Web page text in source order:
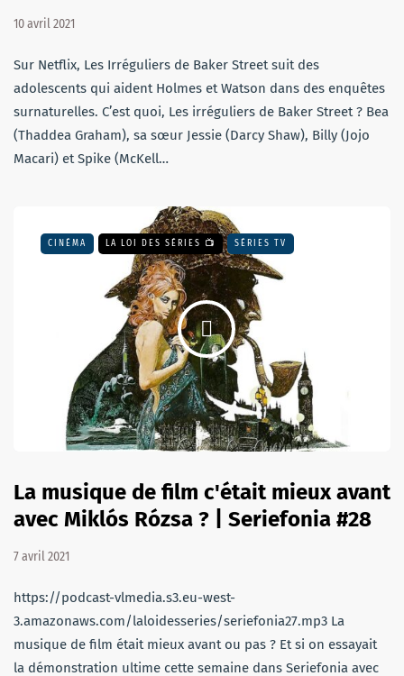
10 avril 2021
Sur Netflix, Les Irréguliers de Baker Street suit des
adolescents qui aident Holmes et Watson dans des enquêtes
surnaturelles. C’est quoi, Les irréguliers de Baker Street ? Bea
(Thaddea Graham), sa sœur Jessie (Darcy Shaw), Billy (Jojo
Macari) et Spike (McKell…
CINÉMA LA LOI DES SÉRIES 📺 SÉRIES TV
La musique de film c'était mieux avant
avec Miklós Rózsa ? | Seriefonia #28
7 avril 2021
https://podcast-vlmedia.s3.eu-west-
3.amazonaws.com/laloidesseries/seriefonia27.mp3 La
musique de film était mieux avant ou pas ? Et si on essayait
la démonstration ultime cette semaine dans Seriefonia avec